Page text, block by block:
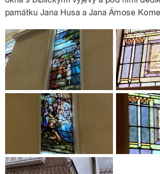
památku Jana Husa a Jana Ámose